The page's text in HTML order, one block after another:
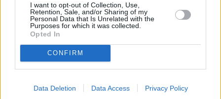
I want to opt-out of Collection, Use,
Retention, Sale, and/or Sharing of my
Personal Data that Is Unrelated with the
Purposes for which it was collected.
Opted In
CONFIRM
Data Deletion Data Access Privacy Policy
Foto: Ieva Andersone